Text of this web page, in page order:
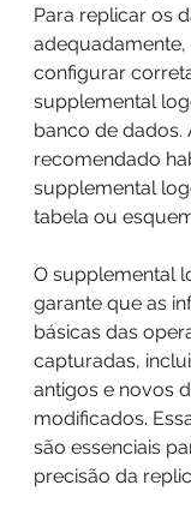
Para replicar os
adequadamente,
configurar
supplemental
banco de dados.
recomendado
supplemental
tabela ou
O supplemental
garante que as
básicas das
capturadas,
antigos e novos
modificados.
são essenciais
precisão da